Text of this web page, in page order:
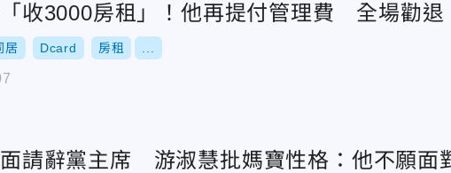
收3000房租」！他再提付管理費 全場勸退
居 Dcard 房租
請辭黨主席 游淑慧批媽寶性格：他不願面